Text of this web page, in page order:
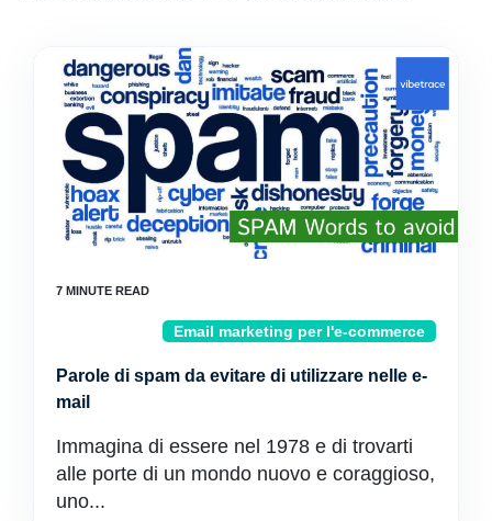
Email marketing per l'e-commerce
Parole di spam da evitare di utilizzare nelle e-
mail
Immagina di essere nel 1978 e di trovarti
alle porte di un mondo nuovo e coraggioso,
uno...